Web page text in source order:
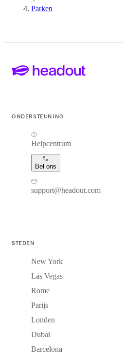
Parken
ONDERSTEUNING
Helpcentrum
Bel ons
support@headout.com
STEDEN
New York
Las Vegas
Rome
Parijs
Londen
Dubai
Barcelona